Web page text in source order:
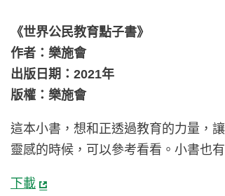
《世界公民教育點子書》
作者：樂施會
出版日期：2021年
版權：樂施會
這本小書，想和正透過教育的力量，
靈感的時候，可以參考看看。小書也
下載